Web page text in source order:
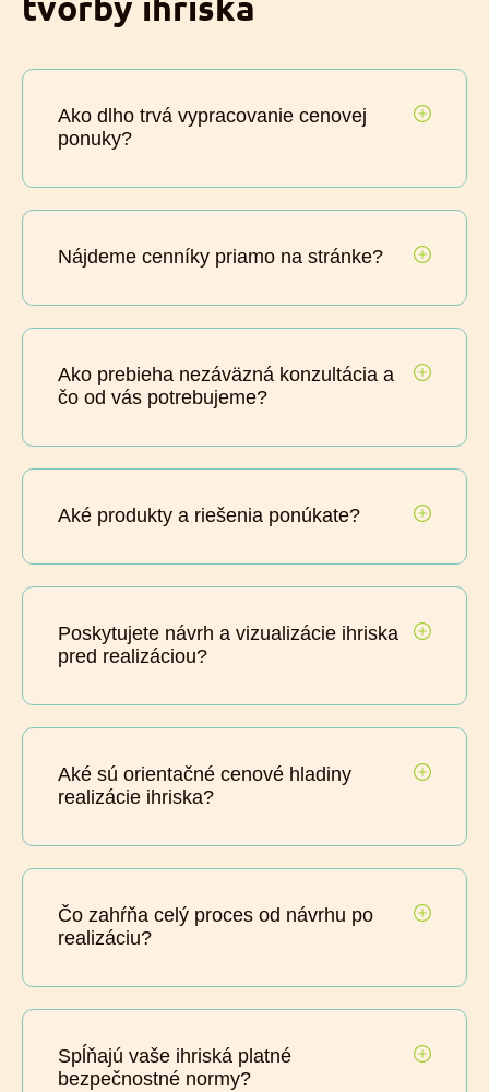
Ako dlho trvá vypracovanie cenovej
ponuky?
Nájdeme cenníky priamo na stránke?
Ako prebieha nezáväzná konzultácia a
čo od vás potrebujeme?
Aké produkty a riešenia ponúkate?
Poskytujete návrh a vizualizácie ihriska
pred realizáciou?
Aké sú orientačné cenové hladiny
realizácie ihriska?
Čo zahŕňa celý proces od návrhu po
realizáciu?
Spĺňajú vaše ihriská platné
bezpečnostné normy?